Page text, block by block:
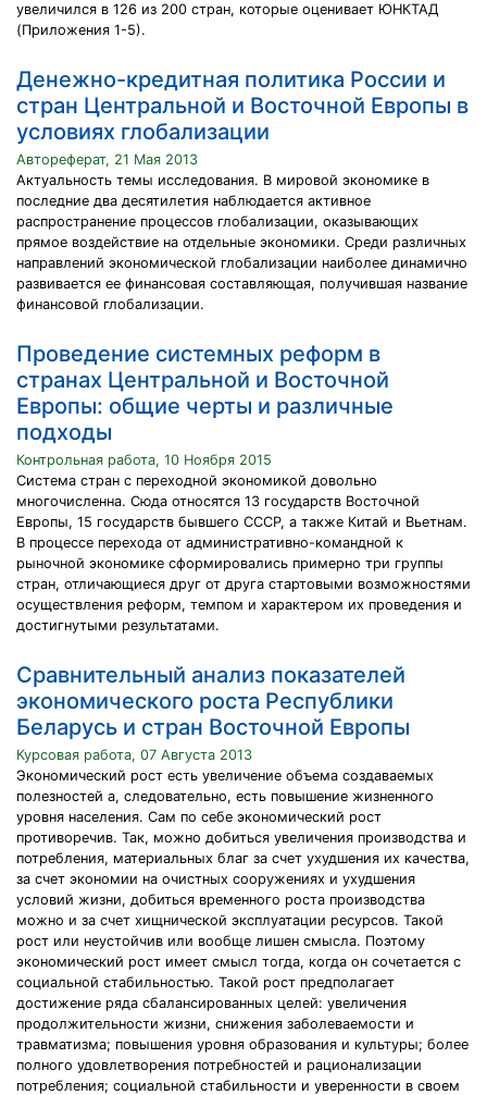
увеличился в 126 из 200 стран, которые оценивает ЮНКТАД
(Приложения 1-5).
Денежно-кредитная политика России и
стран Центральной и Восточной Европы в
условиях глобализации
Автореферат, 21 Мая 2013
Актуальность темы исследования. В мировой экономике в
последние два десятилетия наблюдается активное
распространение процессов глобализации, оказывающих
прямое воздействие на отдельные экономики. Среди различных
направлений экономической глобализации наиболее динамично
развивается ее финансовая составляющая, получившая название
финансовой глобализации.
Проведение системных реформ в
странах Центральной и Восточной
Европы: общие черты и различные
подходы
Контрольная работа, 10 Ноября 2015
Система стран с переходной экономикой довольно
многочисленна. Сюда относятся 13 государств Восточной
Европы, 15 государств бывшего СССР, а также Китай и Вьетнам.
В процессе перехода от административно-командной к
рыночной экономике сформировались примерно три группы
стран, отличающиеся друг от друга стартовыми возможностями
осуществления реформ, темпом и характером их проведения и
достигнутыми результатами.
Сравнительный анализ показателей
экономического роста Республики
Беларусь и стран Восточной Европы
Курсовая работа, 07 Августа 2013
Экономический рост есть увеличение объема создаваемых
полезностей а, следовательно, есть повышение жизненного
уровня населения. Сам по себе экономический рост
противоречив. Так, можно добиться увеличения производства и
потребления, материальных благ за счет ухудшения их качества,
за счет экономии на очистных сооружениях и ухудшения
условий жизни, добиться временного роста производства
можно и за счет хищнической эксплуатации ресурсов. Такой
рост или неустойчив или вообще лишен смысла. Поэтому
экономический рост имеет смысл тогда, когда он сочетается с
социальной стабильностью. Такой рост предполагает
достижение ряда сбалансированных целей: увеличения
продолжительности жизни, снижения заболеваемости и
травматизма; повышения уровня образования и культуры; более
полного удовлетворения потребностей и рационализации
потребления; социальной стабильности и уверенности в своем